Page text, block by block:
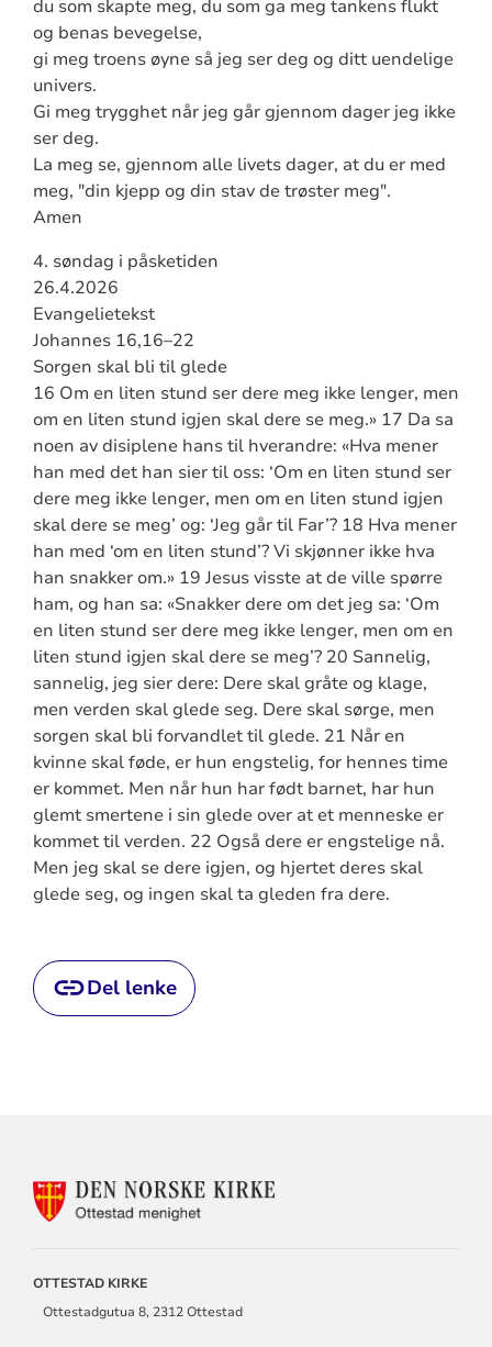
du som skapte meg, du som ga meg tankens flukt
og benas bevegelse,
gi meg troens øyne så jeg ser deg og ditt uendelige
univers.
Gi meg trygghet når jeg går gjennom dager jeg ikke
ser deg.
La meg se, gjennom alle livets dager, at du er med
meg, "din kjepp og din stav de trøster meg".
Amen
4. søndag i påsketiden
26.4.2026
Evangelietekst
Johannes 16,16–22
Sorgen skal bli til glede
16 Om en liten stund ser dere meg ikke lenger, men
om en liten stund igjen skal dere se meg.» 17 Da sa
noen av disiplene hans til hverandre: «Hva mener
han med det han sier til oss: ‘Om en liten stund ser
dere meg ikke lenger, men om en liten stund igjen
skal dere se meg’ og: ‘Jeg går til Far’? 18 Hva mener
han med ‘om en liten stund’? Vi skjønner ikke hva
han snakker om.» 19 Jesus visste at de ville spørre
ham, og han sa: «Snakker dere om det jeg sa: ‘Om
en liten stund ser dere meg ikke lenger, men om en
liten stund igjen skal dere se meg’? 20 Sannelig,
sannelig, jeg sier dere: Dere skal gråte og klage,
men verden skal glede seg. Dere skal sørge, men
sorgen skal bli forvandlet til glede. 21 Når en
kvinne skal føde, er hun engstelig, for hennes time
er kommet. Men når hun har født barnet, har hun
glemt smertene i sin glede over at et menneske er
kommet til verden. 22 Også dere er engstelige nå.
Men jeg skal se dere igjen, og hjertet deres skal
glede seg, og ingen skal ta gleden fra dere.
Del lenke
KONTAKTINFORMASJON
OTTESTAD KIRKE
Ottestadgutua 8, 2312 Ottestad